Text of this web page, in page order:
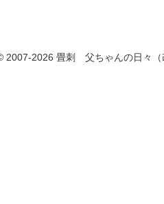
2007-2026 畳刺 父ちゃんの日々（